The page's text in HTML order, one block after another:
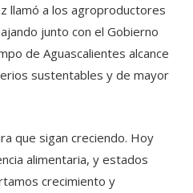
llamó a los agroproductores
junto con el Gobierno
de Aguascalientes alcance
sustentables y de mayor
que sigan creciendo. Hoy
alimentaria, y estados
crecimiento y